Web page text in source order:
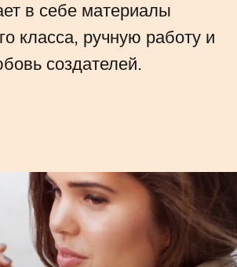
в себе материалы
класса, ручную работу и
создателей.